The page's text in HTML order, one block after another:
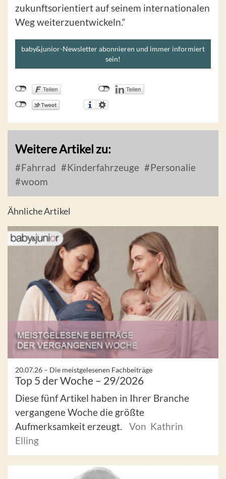
zukunftsorientiert auf seinem internationalen
Weg weiterzuentwickeln.“
baby&junior-Newsletter abonnieren und immer informiert
sein!
Weitere Artikel zu:
Fahrrad Kinderfahrzeuge
Personalie
woom
Ähnliche Artikel
20.07.26 – Die meistgelesenen Fachbeiträge
Top 5 der Woche – 29/2026
Diese fünf Artikel haben in Ihrer Branche
vergangene Woche die größte
Aufmerksamkeit erzeugt.
Von Kathrin
Elling